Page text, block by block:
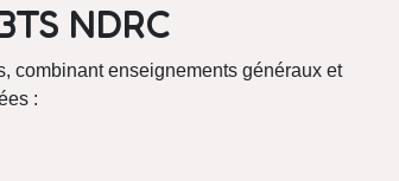
NDRC
combinant enseignements généraux et
: